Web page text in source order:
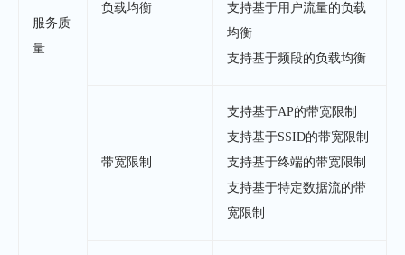
服务质
量
负载均衡
支持基于用户流量的负载
均衡
支持基于频段的负载均衡
带宽限制
支持基于AP的带宽限制
支持基于SSID的带宽限制
支持基于终端的带宽限制
支持基于特定数据流的带
宽限制